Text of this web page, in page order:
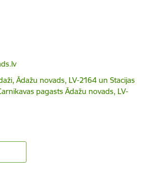
Ādažu novads, LV-2164 un Stacijas
pagasts Ādažu novads, LV-